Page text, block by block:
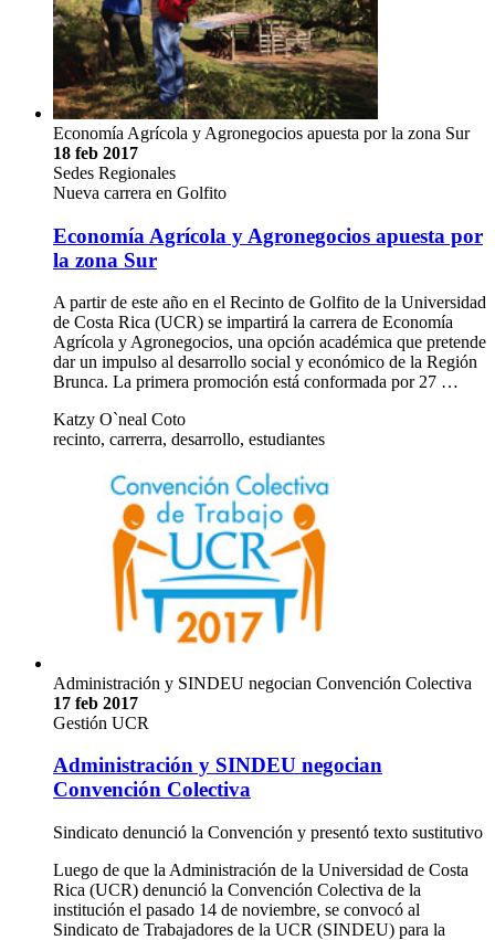
Economía Agrícola y Agronegocios apuesta por la zona Sur
18 feb 2017
Sedes Regionales
Nueva carrera en Golfito
Economía Agrícola y Agronegocios apuesta por
la zona Sur
A partir de este año en el Recinto de Golfito de la Universidad
de Costa Rica (UCR) se impartirá la carrera de Economía
Agrícola y Agronegocios, una opción académica que pretende
dar un impulso al desarrollo social y económico de la Región
Brunca. La primera promoción está conformada por 27 …
Katzy O`neal Coto
recinto, carrerra, desarrollo, estudiantes
Administración y SINDEU negocian Convención Colectiva
17 feb 2017
Gestión UCR
Administración y SINDEU negocian
Convención Colectiva
Sindicato denunció la Convención y presentó texto sustitutivo
Luego de que la Administración de la Universidad de Costa
Rica (UCR) denunció la Convención Colectiva de la
institución el pasado 14 de noviembre, se convocó al
Sindicato de Trabajadores de la UCR (SINDEU) para la